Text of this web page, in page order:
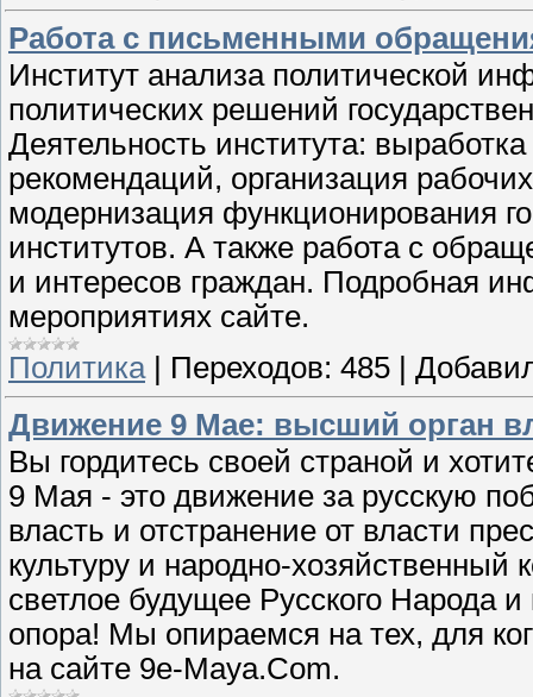
Работа с письменными
Институт анализа политической
политических решений
Деятельность института:
рекомендаций, организация
модернизация функционирования
институтов. А также работа с
и интересов граждан. Подробная
мероприятиях сайте.
Политика| Переходов: 485
Движение 9 Мае: высший орган
Вы гордитесь своей страной и
9 Мая - это движение за русскую
власть и отстранение от власти
культуру и народно-
светлое будущее Русского Народа
опора! Мы опираемся на тех, для
на сайте 9e-Maya.Com.